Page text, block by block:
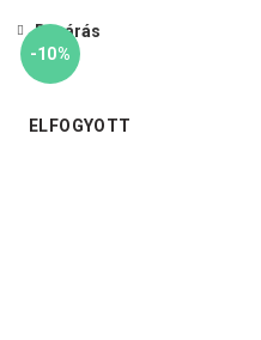
-10%
ELFOGYOTT
Bezárás